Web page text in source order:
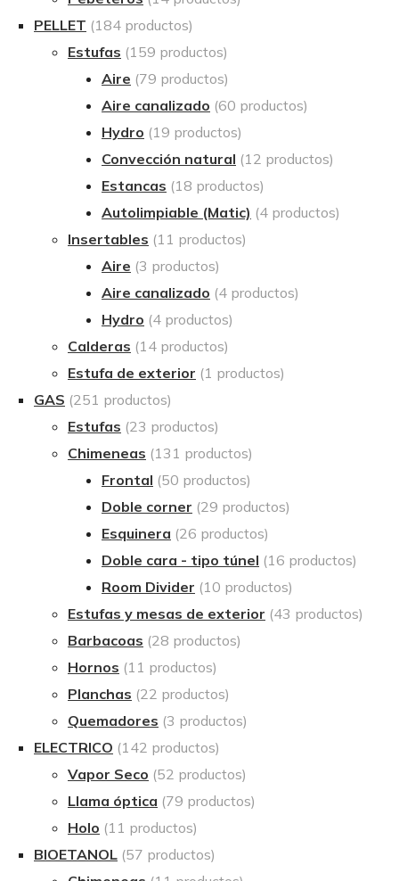
PELLET (184 productos)
Estufas (159 productos)
Aire (79 productos)
Aire canalizado (60 productos)
Hydro (19 productos)
Convección natural (12 productos)
Estancas (18 productos)
Autolimpiable (Matic) (4 productos)
Insertables (11 productos)
Aire (3 productos)
Aire canalizado (4 productos)
Hydro (4 productos)
Calderas (14 productos)
Estufa de exterior (1 productos)
GAS (251 productos)
Estufas (23 productos)
Chimeneas (131 productos)
Frontal (50 productos)
Doble corner (29 productos)
Esquinera (26 productos)
Doble cara - tipo túnel (16 productos)
Room Divider (10 productos)
Estufas y mesas de exterior (43 productos)
Barbacoas (28 productos)
Hornos (11 productos)
Planchas (22 productos)
Quemadores (3 productos)
ELECTRICO (142 productos)
Vapor Seco (52 productos)
Llama óptica (79 productos)
Holo (11 productos)
BIOETANOL (57 productos)